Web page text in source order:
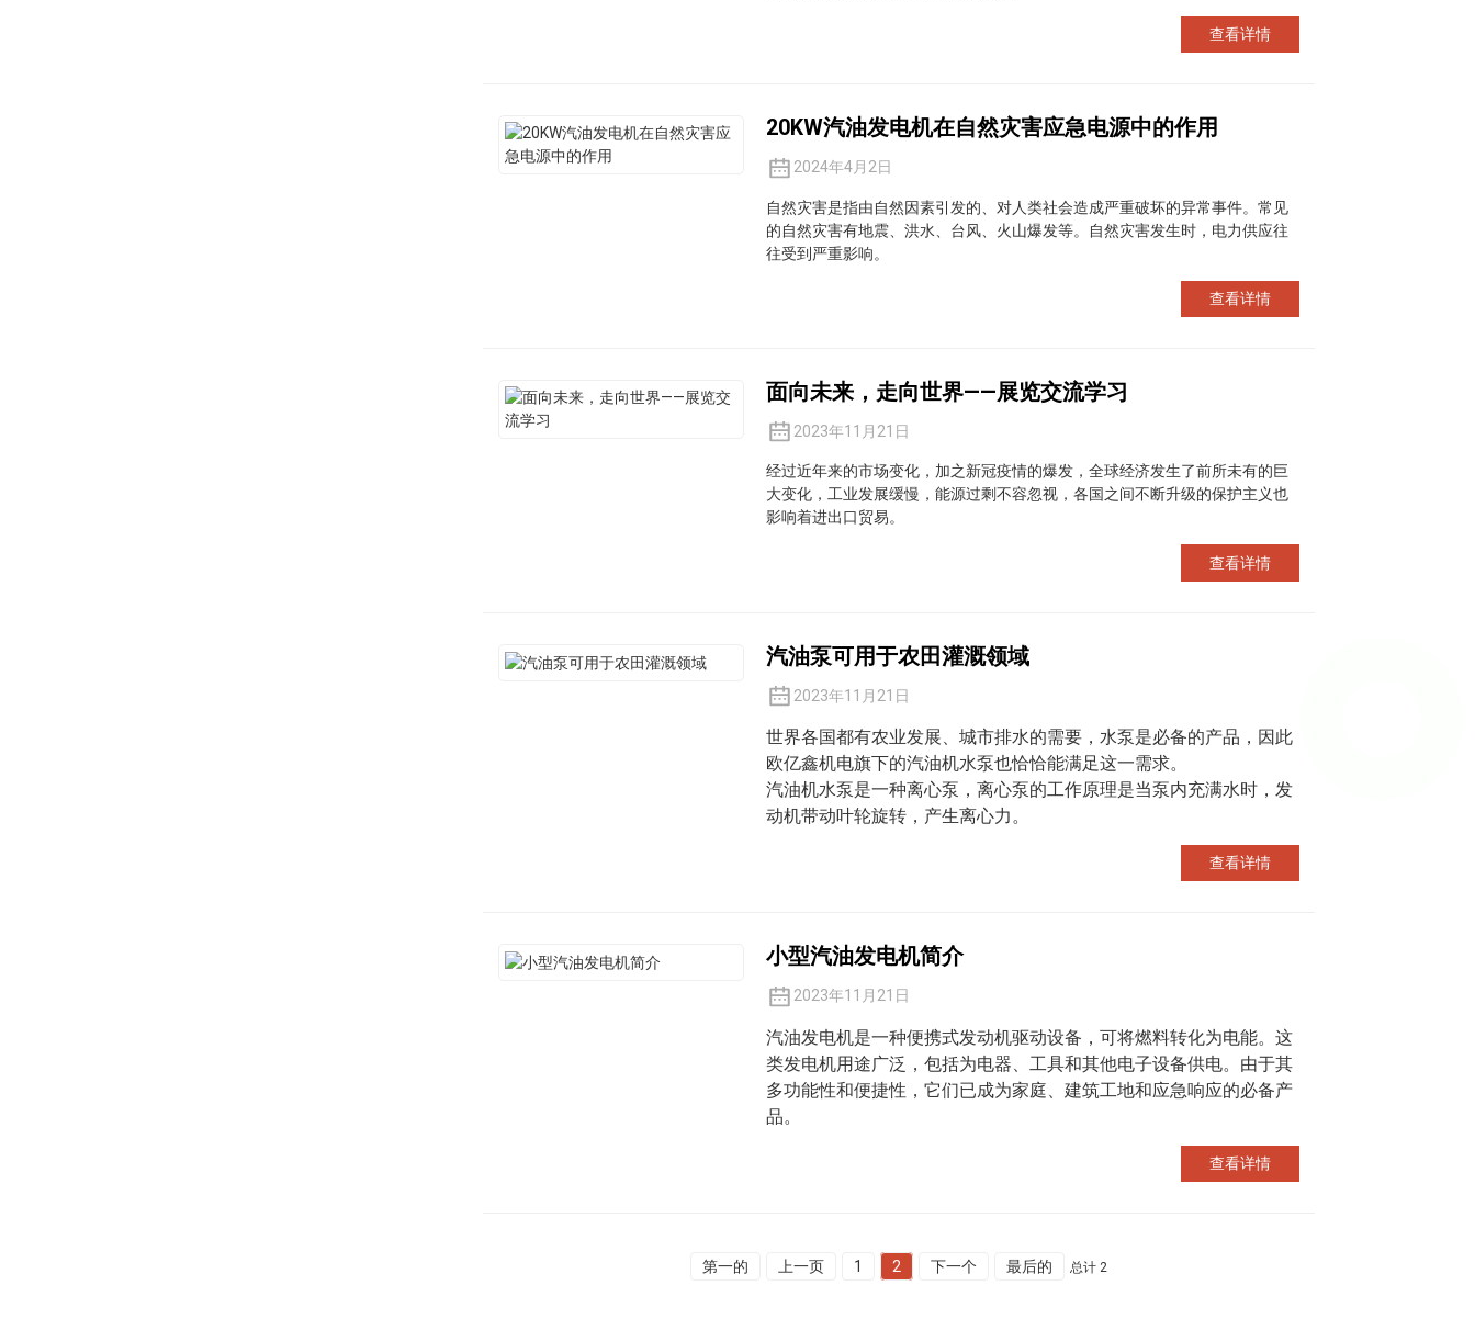
查看详情
20KW汽油发电机在自然灾害应急电源中的作用
2024年4月2日
自然灾害是指由自然因素引发的、对人类社会造成严重破坏的异常事件。常见
的自然灾害有地震、洪水、台风、火山爆发等。自然灾害发生时，电力供应往
往受到严重影响。
查看详情
面向未来，走向世界——展览交流学习
2023年11月21日
经过近年来的市场变化，加之新冠疫情的爆发，全球经济发生了前所未有的巨
大变化，工业发展缓慢，能源过剩不容忽视，各国之间不断升级的保护主义也
影响着进出口贸易。
查看详情
汽油泵可用于农田灌溉领域
2023年11月21日
世界各国都有农业发展、城市排水的需要，水泵是必备的产品，因此
欧亿鑫机电旗下的汽油机水泵也恰恰能满足这一需求。
汽油机水泵是一种离心泵，离心泵的工作原理是当泵内充满水时，发
动机带动叶轮旋转，产生离心力。
查看详情
小型汽油发电机简介
2023年11月21日
汽油发电机是一种便携式发动机驱动设备，可将燃料转化为电能。这
类发电机用途广泛，包括为电器、工具和其他电子设备供电。由于其
多功能性和便捷性，它们已成为家庭、建筑工地和应急响应的必备产
品。
查看详情
第一的 上一页 1 2 下一个 最后的 总计 2